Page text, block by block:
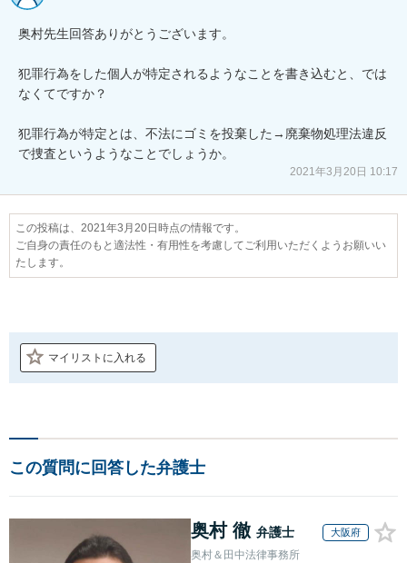
奥村先生回答ありがとうございます。
犯罪行為をした個人が特定されるようなことを書き込むと、では
なくてですか？
犯罪行為が特定とは、不法にゴミを投棄した→廃棄物処理法違反
で捜査というようなことでしょうか。
2021年3月20日 10:17
この投稿は、2021年3月20日時点の情報です。
ご自身の責任のもと適法性・有用性を考慮してご利用いただくようお願いい
たします。
マイリストに入れる
この質問に回答した弁護士
奥村 徹 弁護士 大阪府
奥村＆田中法律事務所